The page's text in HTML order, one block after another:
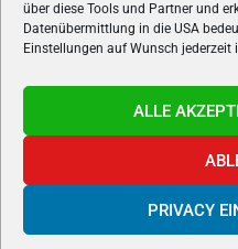
über diese Tools und Partner und
Datenübermittlung in die USA
Einstellungen auf Wunsch
ALLE
PRIVACY
Gamers.at v6 © 1999-2024 All